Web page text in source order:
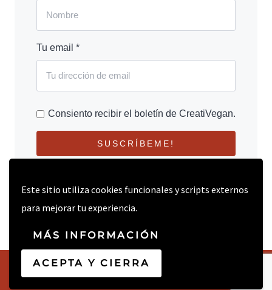
Este sitio utiliza cookies funcionales y scripts externos
para mejorar tu experiencia.
MÁS INFORMACIÓN
ACEPTA Y CIERRA
Tu email *
Consiento recibir el boletín de CreatiVegan.
SUSCRÍBEME!
© 2026 CREATIVEGAN.NET